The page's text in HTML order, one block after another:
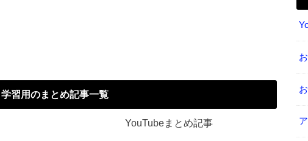
学習用のまとめ記事一覧
YouTubeまとめ記事